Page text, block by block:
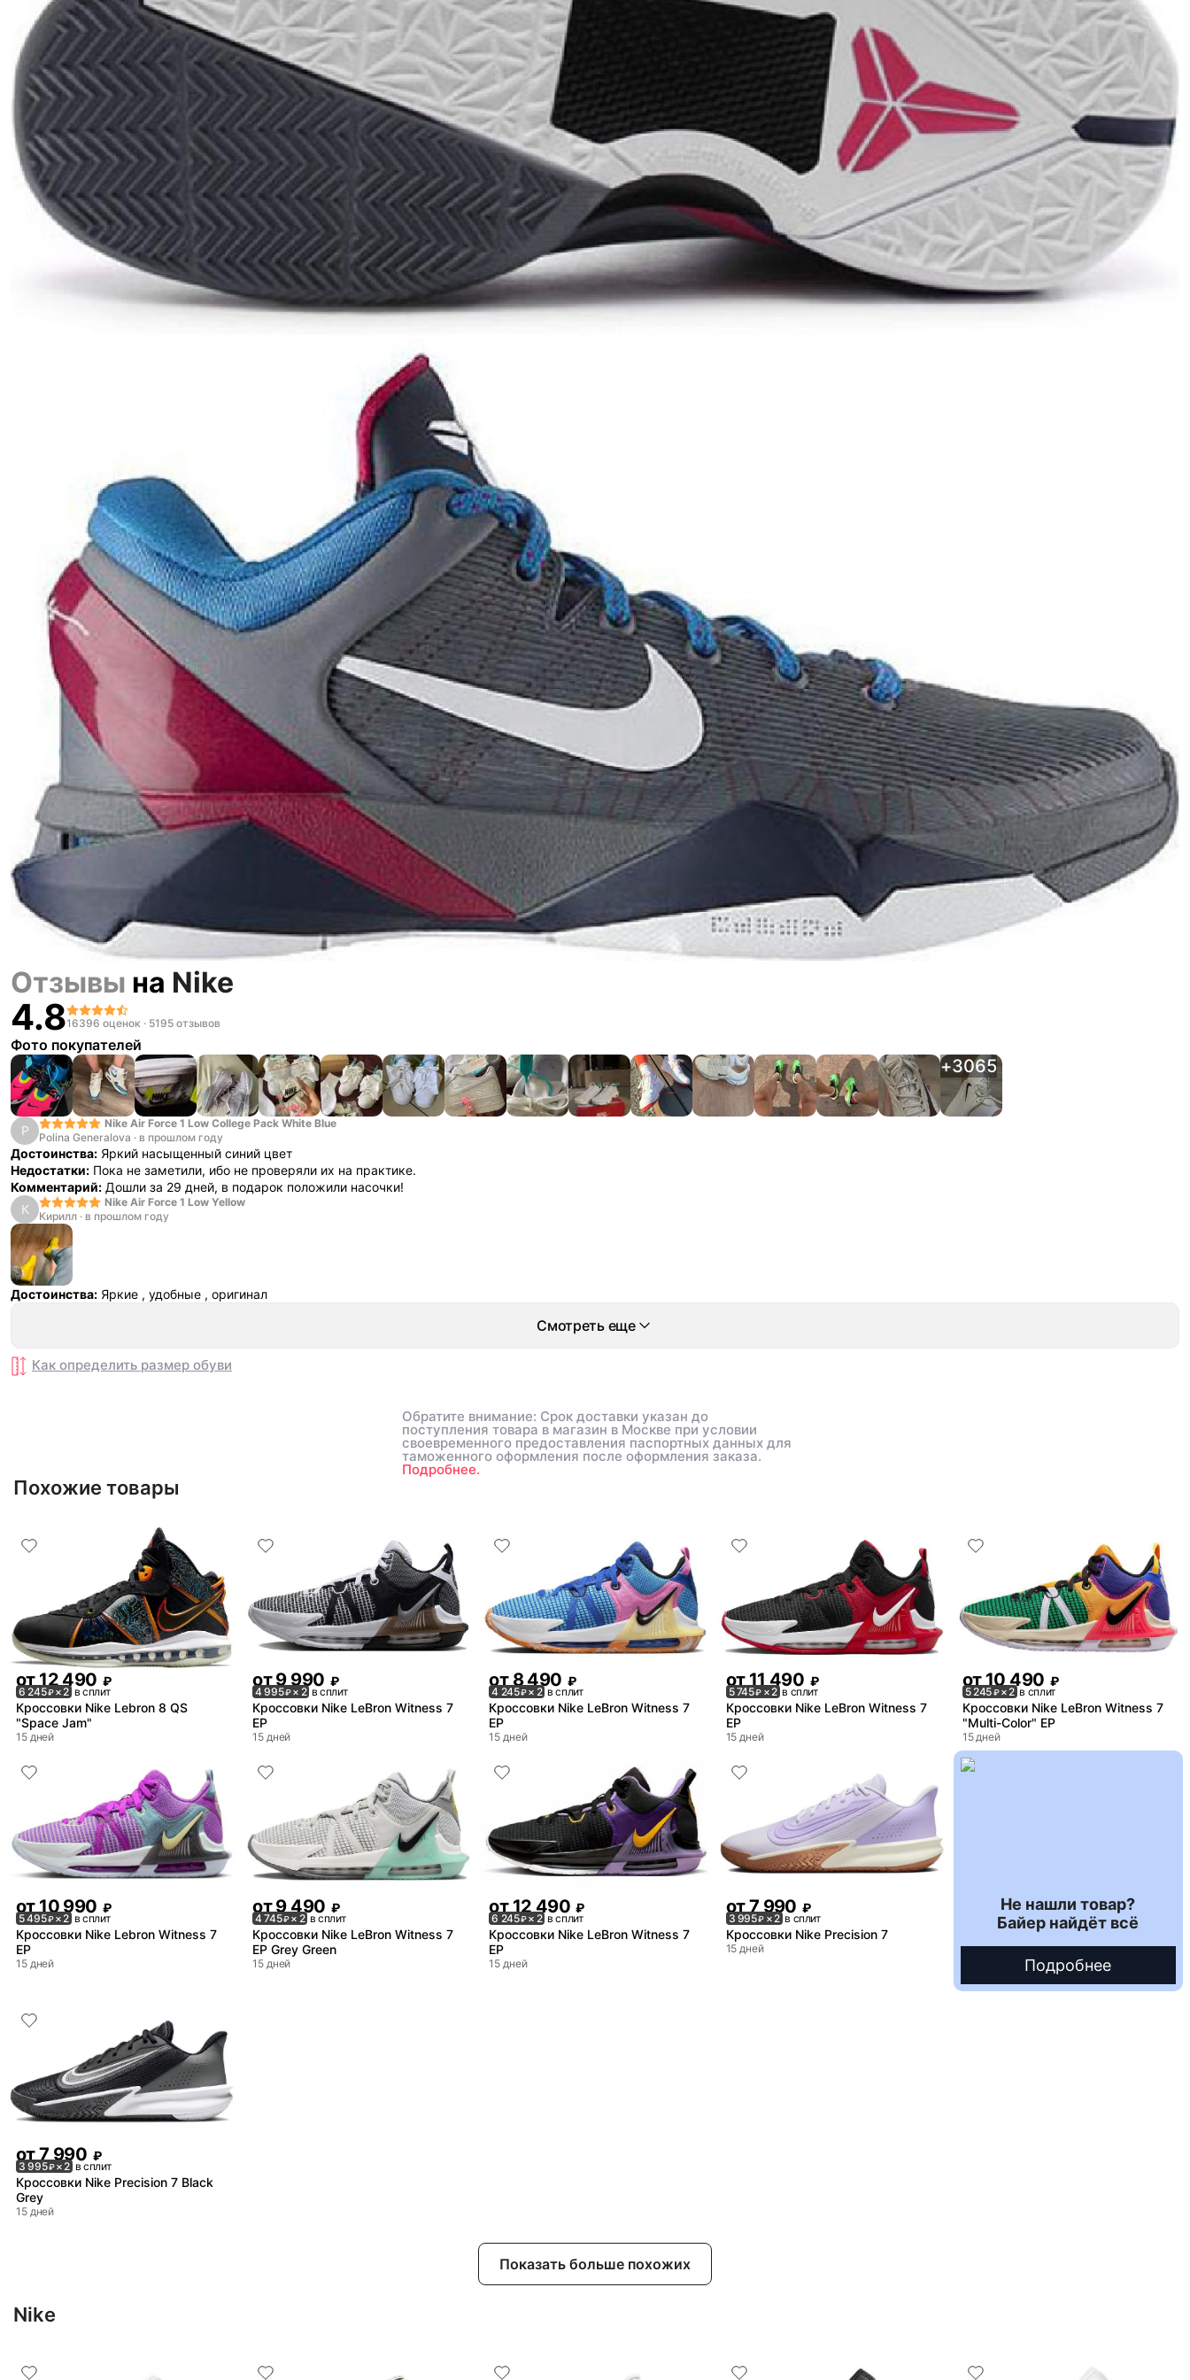
Отзывы на Nike
4.816396 оценок · 5195 отзывов
Фото покупателей
+3065
P
Nike Air Force 1 Low College Pack White Blue
Polina Generalova · в прошлом году
Достоинства: Яркий насыщенный синий цвет
Недостатки: Пока не заметили, ибо не проверяли их на практике.
Комментарий: Дошли за 29 дней, в подарок положили насочки!
К
Nike Air Force 1 Low Yellow
Кирилл · в прошлом году
Достоинства: Яркие , удобные , оригинал
Смотреть еще
Как определить размер обуви
Обратите внимание: Срок доставки указан до
поступления товара в магазин в Москве при условии
своевременного предоставления паспортных данных для
таможенного оформления после оформления заказа.
Подробнее.
Похожие товары
от 12 490 ₽
6 245₽× 2 в сплит
Кроссовки Nike Lebron 8 QS
"Space Jam"
15 дней
от 9 990 ₽
4 995₽× 2 в сплит
Кроссовки Nike LeBron Witness 7
EP
15 дней
от 8 490 ₽
4 245₽× 2 в сплит
Кроссовки Nike LeBron Witness 7
EP
15 дней
от 11 490 ₽
5 745₽ × 2 в сплит
Кроссовки Nike LeBron Witness 7
EP
15 дней
от 10 490 ₽
5 245₽× 2 в сплит
Кроссовки Nike LeBron Witness 7
"Multi-Color" EP
15 дней
от 10 990 ₽
5 495₽× 2 в сплит
Кроссовки Nike Lebron Witness 7
EP
15 дней
от 9 490 ₽
4 745₽× 2 в сплит
Кроссовки Nike LeBron Witness 7
EP Grey Green
15 дней
от 12 490 ₽
6 245₽× 2 в сплит
Кроссовки Nike LeBron Witness 7
EP
15 дней
от7 990 ₽
3 995₽ × 2 в сплит
Кроссовки Nike Precision 7
15 дней
Не нашли товар?
Байер найдёт всё
Подробнее
от7 990 ₽
3 995₽× 2 в сплит
Кроссовки Nike Precision 7 Black
Grey
15 дней
Показать больше похожих
Nike